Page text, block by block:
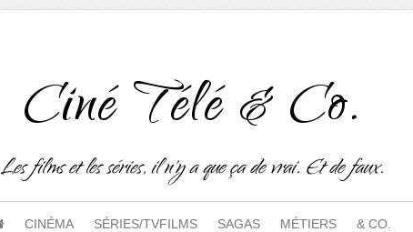
Ciné Télé & Co.
Les films et les séries, il n'y a que ça de vrai. Et de faux.
CINÉMA SÉRIES/TVFILMS SAGAS MÉTIERS & CO.